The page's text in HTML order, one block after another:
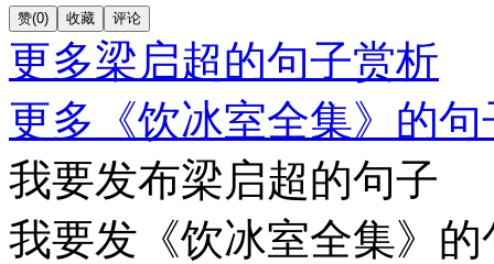
更多梁启超的句子赏析
更多《饮冰室全集》的句
我要发布梁启超的句子
我要发《饮冰室全集》的